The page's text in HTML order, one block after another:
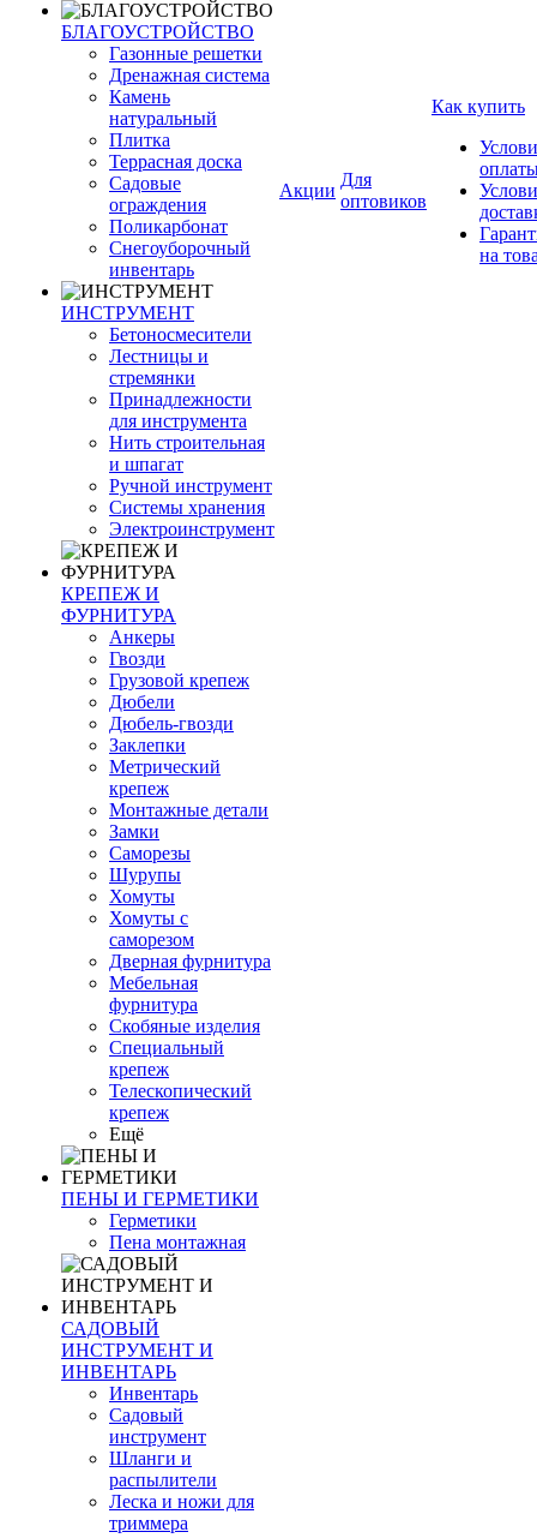
БЛАГОУСТРОЙСТВО
Газонные решетки
Дренажная система
Камень
натуральный
Плитка
Террасная доска
Садовые
ограждения
Поликарбонат
Снегоуборочный
инвентарь
ИНСТРУМЕНТ
Бетоносмесители
Лестницы и
стремянки
Принадлежности
для инструмента
Нить строительная
и шпагат
Ручной инструмент
Системы хранения
Электроинструмент
КРЕПЕЖ И
ФУРНИТУРА
Анкеры
Гвозди
Грузовой крепеж
Дюбели
Дюбель-гвозди
Заклепки
Метрический
крепеж
Монтажные детали
Замки
Саморезы
Шурупы
Хомуты
Хомуты с
саморезом
Дверная фурнитура
Мебельная
фурнитура
Скобяные изделия
Специальный
крепеж
Телескопический
крепеж
Ещё
ПЕНЫ И ГЕРМЕТИКИ
Герметики
Пена монтажная
САДОВЫЙ
ИНСТРУМЕНТ И
ИНВЕНТАРЬ
Инвентарь
Садовый
инструмент
Шланги и
распылители
Леска и ножи для
триммера
Акции
Для
оптовиков
Как купить
на